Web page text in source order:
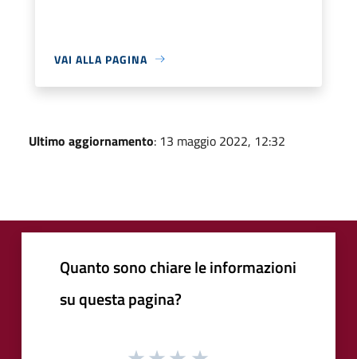
VAI ALLA PAGINA
Ultimo aggiornamento: 13 maggio 2022, 12:32
Quanto sono chiare le informazioni
su questa pagina?